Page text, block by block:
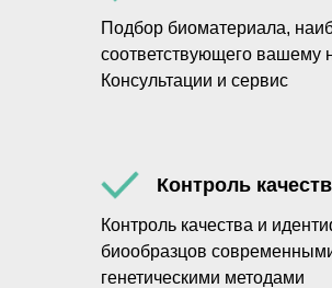
Подбор биоматериала,
соответствующего вашему
Консультации и сервис
Контроль
Контроль качества и
биообразцов
генетическими методами